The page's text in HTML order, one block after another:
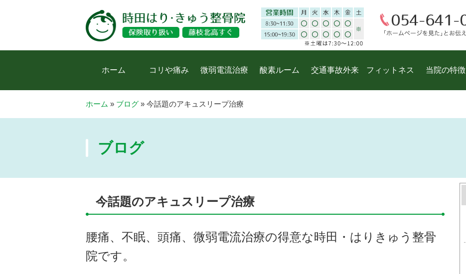
ホーム コリや痛み 微弱電流治療 酸素ルーム 交通事故外来 フィットネス 当院の特徴
ホーム » ブログ » 今話題のアキュスリープ治療
ブログ
今話題のアキュスリープ治療
腰痛、不眠、頭痛、微弱電流治療の得意な時田・はりきゅう整骨
院です。